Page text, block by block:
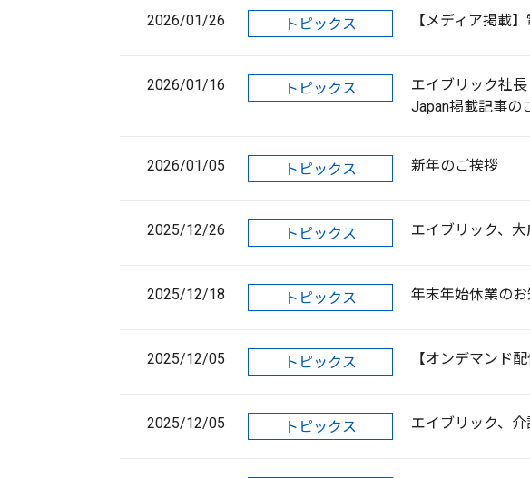
2026/01/26 トピックス 【メディア掲載
2026/01/16 トピックス
エイブリック社
Japan掲載記事の
2026/01/05 トピックス 新年のご挨拶
2025/12/26 トピックス エイブリック、
2025/12/18 トピックス 年末年始休業の
2025/12/05 トピックス 【オンデマンド
2025/12/05 トピックス エイブリック、